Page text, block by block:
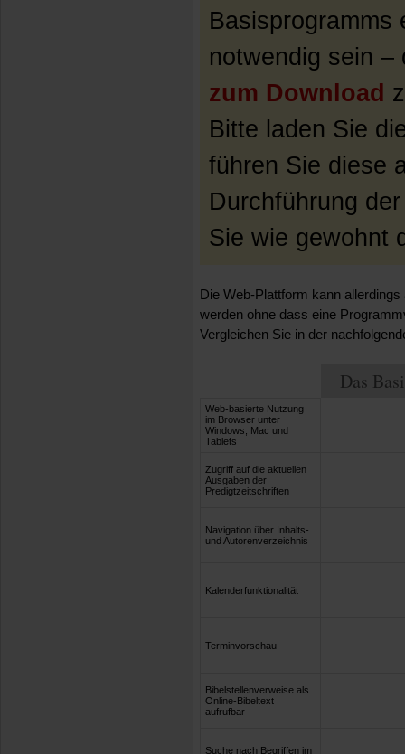
Basisprogramms
notwendig sein
zum Download
Bitte laden Sie
führen Sie diese
Durchführung
Sie wie gewohnt
Die Web-Plattform kann
werden ohne dass eine
Vergleichen Sie in der
Das
Web-basierte Nutzung
im Browser unter
Windows, Mac und
Tablets
Zugriff auf die aktuellen
Ausgaben der
Predigtzeitschriften
Navigation über Inhalts-
und Autorenverzeichnis
Kalenderfunktionalität
Terminvorschau
Bibelstellenverweise als
Online-Bibeltext
aufrufbar
Suche nach Begriffen im